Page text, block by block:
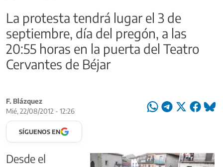
La protesta tendrá lugar el 3 de
septiembre, día del pregón, a las
20:55 horas en la puerta del Teatro
Cervantes de Béjar
F. Blázquez
Mié, 22/08/2012 - 12:26
SÍGUENOS EN
Desde el